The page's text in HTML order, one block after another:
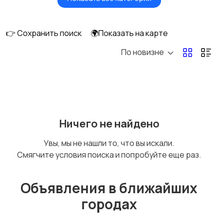
Квадроциклы и багги
Снегоходы
👉 Сохранить поиск
🌍Показать на карте
По новизне
Ничего не найдено
Увы, мы не нашли то, что вы искали.
Смягчите условия поиска и попробуйте еще раз.
Объявления в ближайших
городах